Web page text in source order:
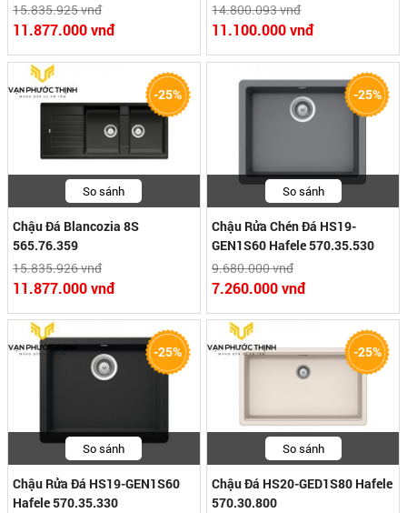
15.835.925 vnđ
11.877.000 vnđ
14.800.093 vnđ
11.100.000 vnđ
So sánh
Chậu Đá Blancozia 8S
565.76.359
15.835.926 vnđ
11.877.000 vnđ
-25%
So sánh
Chậu Rửa Chén Đá HS19-
GEN1S60 Hafele 570.35.530
9.680.000 vnđ
7.260.000 vnđ
-25%
So sánh
Chậu Rửa Đá HS19-GEN1S60
Hafele 570.35.330
-25%
So sánh
Chậu Đá HS20-GED1S80 Hafele
570.30.800
-25%